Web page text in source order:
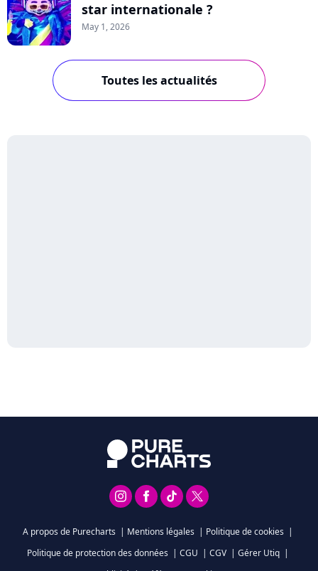
star internationale ?
May 1, 2026
Toutes les actualités
A propos de Purecharts | Mentions légales | Politique de cookies |
Politique de protection des données | CGU | CGV | Gérer Utiq |